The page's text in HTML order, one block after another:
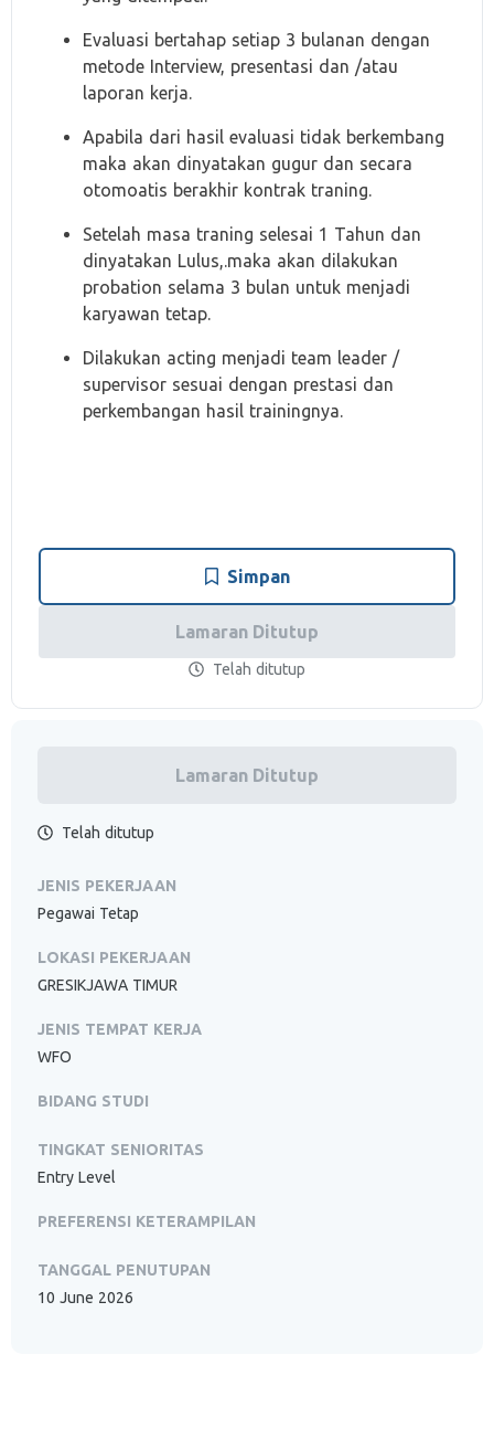
Evaluasi bertahap setiap 3 bulanan dengan
metode Interview, presentasi dan /atau
laporan kerja.
Apabila dari hasil evaluasi tidak berkembang
maka akan dinyatakan gugur dan secara
otomoatis berakhir kontrak traning.
Setelah masa traning selesai 1 Tahun dan
dinyatakan Lulus,.maka akan dilakukan
probation selama 3 bulan untuk menjadi
karyawan tetap.
Dilakukan acting menjadi team leader /
supervisor sesuai dengan prestasi dan
perkembangan hasil trainingnya.
Simpan
Lamaran Ditutup
Telah ditutup
Lamaran Ditutup
Telah ditutup
JENIS PEKERJAAN
Pegawai Tetap
LOKASI PEKERJAAN
GRESIKJAWA TIMUR
JENIS TEMPAT KERJA
WFO
BIDANG STUDI
TINGKAT SENIORITAS
Entry Level
PREFERENSI KETERAMPILAN
TANGGAL PENUTUPAN
10 June 2026